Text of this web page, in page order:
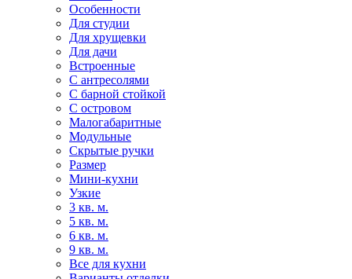
Особенности
Для студии
Для хрущевки
Для дачи
Встроенные
С антресолями
С барной стойкой
С островом
Малогабаритные
Модульные
Скрытые ручки
Размер
Мини-кухни
Узкие
3 кв. м.
5 кв. м.
6 кв. м.
9 кв. м.
Все для кухни